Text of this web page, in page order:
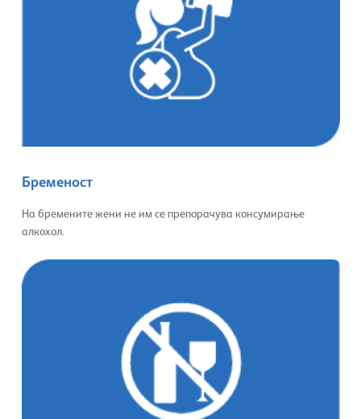
Бременост
На бремените жени не им се препорачува консумирање
алкохол.